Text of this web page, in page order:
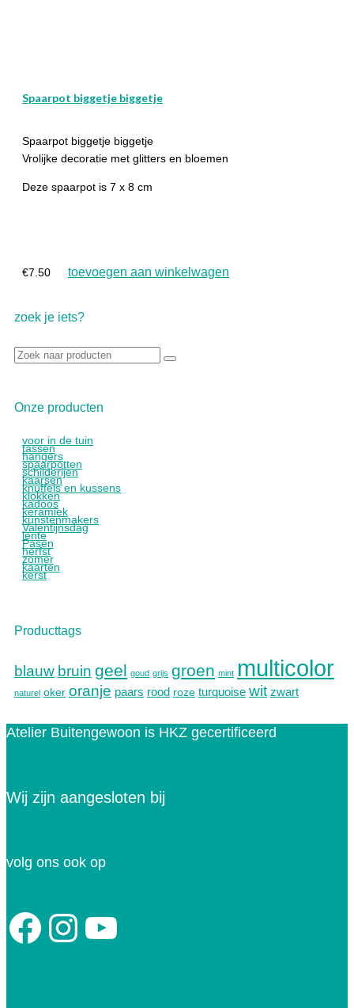
Spaarpot biggetje biggetje
Spaarpot biggetje biggetje
Vrolijke decoratie met glitters en bloemen
Deze spaarpot is 7 x 8 cm
€7.50 toevoegen aan winkelwagen
zoek je iets?
Zoek
Onze producten
voor in de tuin
tassen
hangers
spaarpotten
schilderijen
kaarsen
knuffels en kussens
klokken
kadoos
keramiek
kunstenmakers
Valentijnsdag
lente
Pasen
herfst
zomer
kaarten
kerst
Producttags
blauw bruin geel goud grijs groen mint multicolor
naturel oker oranje paars rood roze turquoise wit zwart
Atelier Buitengewoon is HKZ gecertificeerd
Wij zijn aangesloten bij
volg ons ook op
Facebook
Instagram
YouTube